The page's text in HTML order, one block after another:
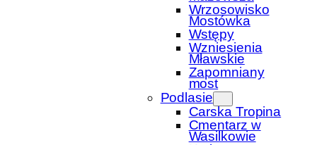
Wrzosowisko
Mostówka
Wstępy
Wzniesienia
Mławskie
Zapomniany
most
Podlasie
Carska Tropina
Cmentarz w
Wasilkowie